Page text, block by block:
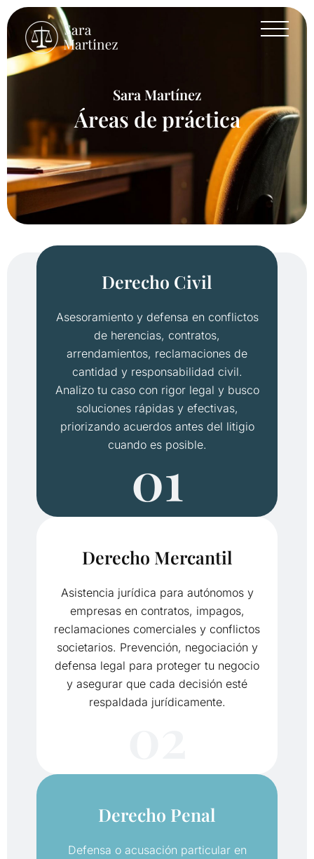
Sara Martínez
Áreas de práctica
Derecho Civil
Asesoramiento y defensa en conflictos
de herencias, contratos,
arrendamientos, reclamaciones de
cantidad y responsabilidad civil.
Analizo tu caso con rigor legal y busco
soluciones rápidas y efectivas,
priorizando acuerdos antes del litigio
cuando es posible.
01
Derecho Mercantil
Asistencia jurídica para autónomos y
empresas en contratos, impagos,
reclamaciones comerciales y conflictos
societarios. Prevención, negociación y
defensa legal para proteger tu negocio
y asegurar que cada decisión esté
respaldada jurídicamente.
Derecho Penal
Defensa o acusación particular en